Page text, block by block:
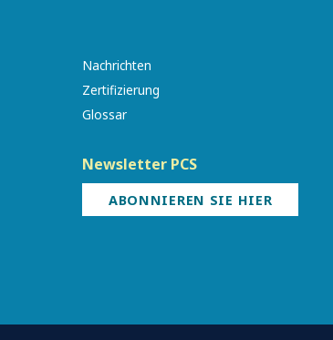
Nachrichten
Zertifizierung
Glossar
Newsletter PCS
ABONNIEREN SIE HIER